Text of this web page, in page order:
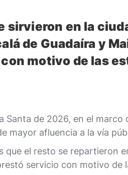
sirvieron en la
de Guadaíra y
motivo de las
Santa de 2026, en el marco
mayor afluencia a la vía
que el resto se repartieron
servicio con motivo de